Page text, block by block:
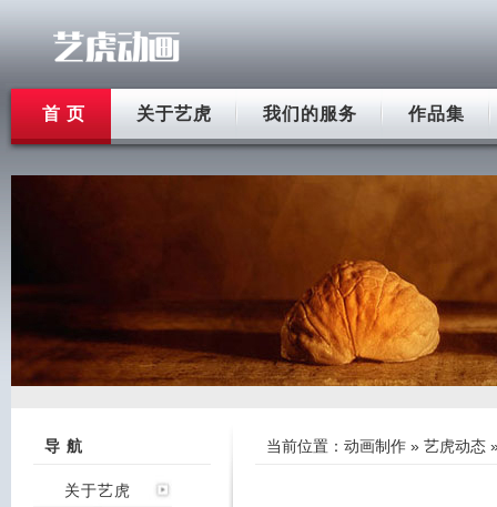
首 页 关于艺虎 我们的服务 作品集
导 航
关于艺虎
当前位置： 动画制作 » 艺虎动态